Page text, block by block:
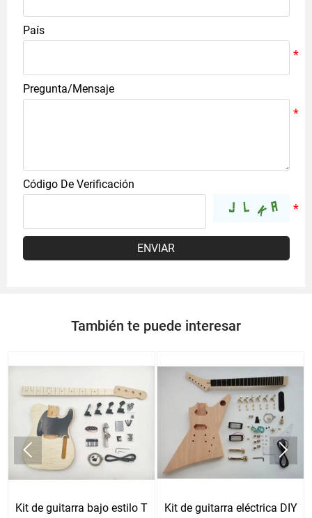
País
Pregunta/Mensaje
Código De Verificación
ENVIAR
También te puede interesar
Kit de guitarra bajo estilo T
Kit de guitarra eléctrica DIY
 